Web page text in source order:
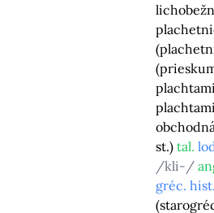
st.) tal.
/kli-/
gréc. hist.